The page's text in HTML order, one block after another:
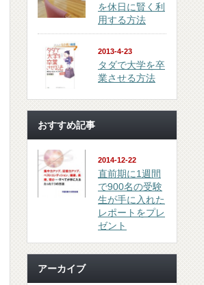
を休日に賢く利
用する方法
2013-4-23
タダで大学を卒
業させる方法
おすすめ記事
2014-12-22
直前期に1週間
で900名の受験
生が手に入れた
レポートをプレ
ゼント
アーカイブ